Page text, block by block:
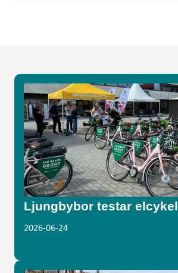
Ljungbybor testar elcykel
2026-06-24